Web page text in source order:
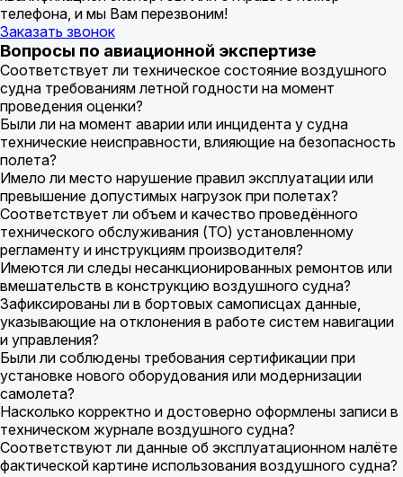
телефона, и мы Вам перезвоним!
Заказать звонок
Вопросы по авиационной экспертизе
Соответствует ли техническое состояние воздушного
судна требованиям летной годности на момент
проведения оценки?
Были ли на момент аварии или инцидента у судна
технические неисправности, влияющие на безопасность
полета?
Имело ли место нарушение правил эксплуатации или
превышение допустимых нагрузок при полетах?
Соответствует ли объем и качество проведённого
технического обслуживания (ТО) установленному
регламенту и инструкциям производителя?
Имеются ли следы несанкционированных ремонтов или
вмешательств в конструкцию воздушного судна?
Зафиксированы ли в бортовых самописцах данные,
указывающие на отклонения в работе систем навигации
и управления?
Были ли соблюдены требования сертификации при
установке нового оборудования или модернизации
самолета?
Насколько корректно и достоверно оформлены записи в
техническом журнале воздушного судна?
Соответствуют ли данные об эксплуатационном налёте
фактической картине использования воздушного судна?